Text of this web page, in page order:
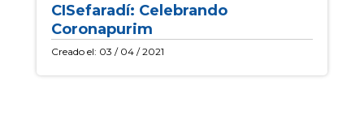
CISefaradí: Celebrando
Coronapurim
Creado el: 03 / 04 / 2021